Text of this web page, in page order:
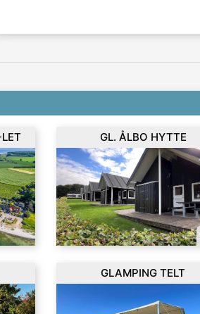
GL. ÅLBO HYTTE
GLAMPING TELT